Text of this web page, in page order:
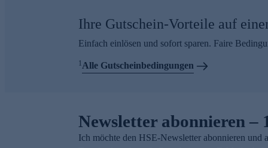
Ihre Gutschein-Vorteile auf
Einfach einlösen und sofort sparen. Faire
1Alle Gutscheinbedingungen
Newsletter abonnieren –
Ich möchte den HSE-Newsletter abonnieren und